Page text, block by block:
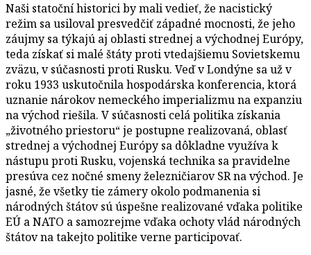
Naši statoční historici by mali vedieť, že nacistický
režim sa usiloval presvedčiť západné mocnosti, že jeho
záujmy sa týkajú aj oblasti strednej a východnej Európy,
teda získať si malé štáty proti vtedajšiemu Sovietskemu
zväzu, v súčasnosti proti Rusku. Veď v Londýne sa už v
roku 1933 uskutočnila hospodárska konferencia, ktorá
uznanie nárokov nemeckého imperializmu na expanziu
na východ riešila. V súčasnosti celá politika získania
„životného priestoru“ je postupne realizovaná, oblasť
strednej a východnej Európy sa dôkladne využíva k
nástupu proti Rusku, vojenská technika sa pravidelne
presúva cez nočné smeny železničiarov SR na východ. Je
jasné, že všetky tie zámery okolo podmanenia si
národných štátov sú úspešne realizované vďaka politike
EÚ a NATO a samozrejme vďaka ochoty vlád národných
štátov na takejto politike verne participovať.